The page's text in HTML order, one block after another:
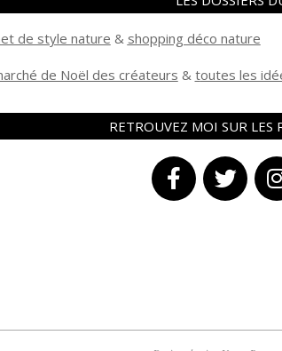
de style nature & shopping déco nature
de Noël des créateurs & toutes les
RETROUVEZ MOI SUR LES